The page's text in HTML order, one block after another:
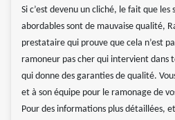
Si c’est devenu un cliché, le fait que
abordables sont de mauvaise qualité,
prestataire qui prouve que cela n’est
ramoneur pas cher qui intervient dans
qui donne des garanties de qualité.
et à son équipe pour le ramonage de
Pour des informations plus détaillées,